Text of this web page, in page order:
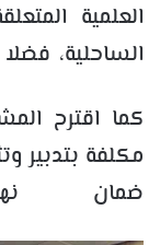
العلمية
الساحلية،
كما اقترح
مكلفة بتدبير
ضمان